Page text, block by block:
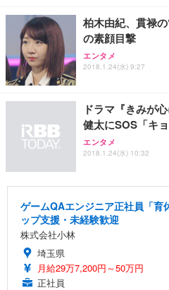
柏木由紀、貫禄
の素顔目撃
エンタメ
2018.1.24(水) 9:27
ドラマ『きみが
健太にSOS「キ
エンタメ
2018.1.24(水) 10:32
ゲームQAエンジニア正社員「育
ップ支援・未経験歓迎
株式会社小林
埼玉県
月給29万7,200円～50万円
正社員